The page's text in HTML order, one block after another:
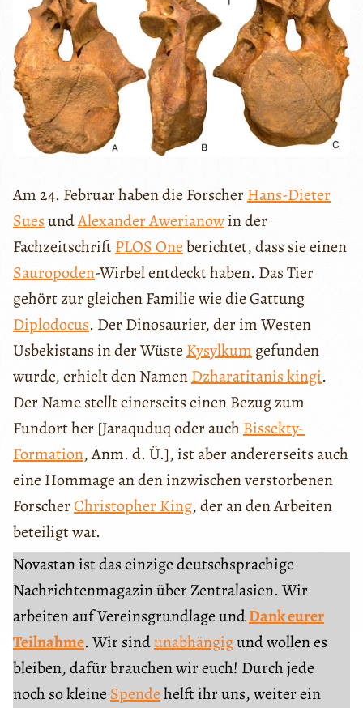
Am 24. Februar haben die ForscherHans-Dieter
SuesundAlexander Awerianowin der
FachzeitschriftPLOS Oneberichtet, dass sie einen
Sauropoden-Wirbel entdeckt haben. Das Tier
gehört zur gleichen Familie wie die Gattung
Diplodocus. Der Dinosaurier, der im Westen
Usbekistans in der Wüste Kysylkum gefunden
wurde, erhielt den NamenDzharatitanis kingi.
Der Name stellt einerseits einen Bezug zum
Fundort her [Jaraquduq oder auch Bissekty-
Formation, Anm. d. Ü.], ist aber andererseits auch
eine Hommage an den inzwischen verstorbenen
ForscherChristopher King, der an den Arbeiten
beteiligt war.
Novastan ist das einzige deutschsprachige
Nachrichtenmagazin über Zentralasien. Wir
arbeiten auf Vereinsgrundlage undDank eurer
Teilnahme. Wir sindunabhängigund wollen es
bleiben, dafür brauchen wir euch! Durch jede
noch so kleine Spendehelft ihr uns, weiter ein